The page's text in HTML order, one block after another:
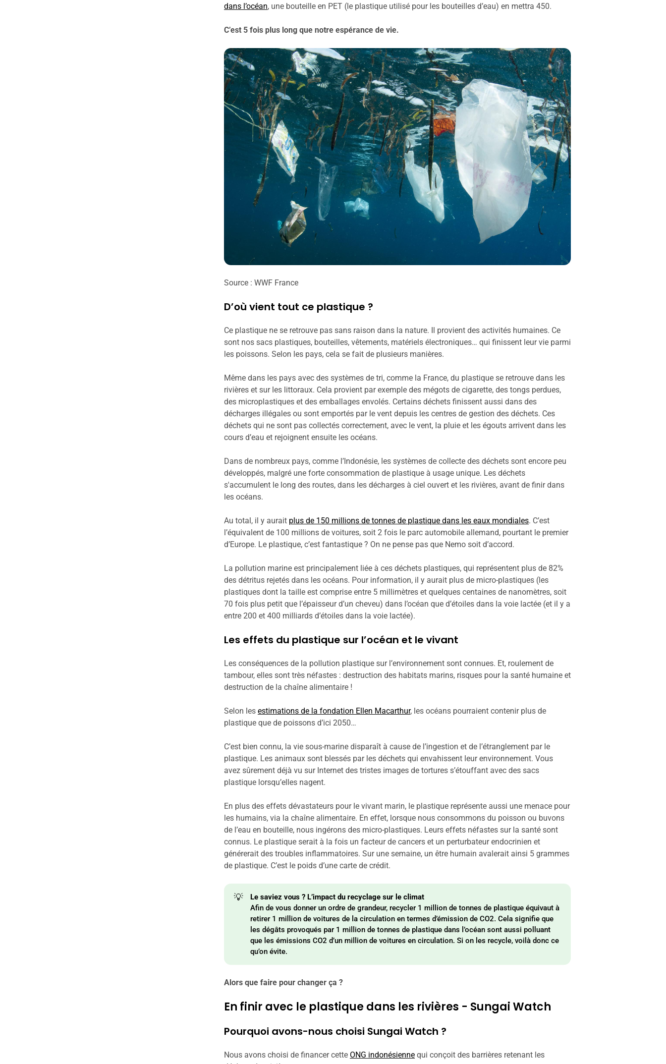
dans l’océan, une bouteille en PET (le plastique utilisé pour les bouteilles d’eau) en mettra 450.
C’est 5 fois plus long que notre espérance de vie.
Source : WWF France
D’où vient tout ce plastique ?
Ce plastique ne se retrouve pas sans raison dans la nature. Il provient des activités humaines. Ce
sont nos sacs plastiques, bouteilles, vêtements, matériels électroniques… qui finissent leur vie parmi
les poissons. Selon les pays, cela se fait de plusieurs manières.
Même dans les pays avec des systèmes de tri, comme la France, du plastique se retrouve dans les
rivières et sur les littoraux. Cela provient par exemple des mégots de cigarette, des tongs perdues,
des microplastiques et des emballages envolés. Certains déchets finissent aussi dans des
décharges illégales ou sont emportés par le vent depuis les centres de gestion des déchets. Ces
déchets qui ne sont pas collectés correctement, avec le vent, la pluie et les égouts arrivent dans les
cours d’eau et rejoignent ensuite les océans.
Dans de nombreux pays, comme l’Indonésie, les systèmes de collecte des déchets sont encore peu
développés, malgré une forte consommation de plastique à usage unique. Les déchets
s'accumulent le long des routes, dans les décharges à ciel ouvert et les rivières, avant de finir dans
les océans.
Au total, il y aurait plus de 150 millions de tonnes de plastique dans les eaux mondiales. C’est
l’équivalent de 100 millions de voitures, soit 2 fois le parc automobile allemand, pourtant le premier
d’Europe. Le plastique, c’est fantastique ? On ne pense pas que Nemo soit d’accord.
La pollution marine est principalement liée à ces déchets plastiques, qui représentent plus de 82%
des détritus rejetés dans les océans. Pour information, il y aurait plus de micro-plastiques (les
plastiques dont la taille est comprise entre 5 millimètres et quelques centaines de nanomètres, soit
70 fois plus petit que l’épaisseur d’un cheveu) dans l’océan que d’étoiles dans la voie lactée (et il y a
entre 200 et 400 milliards d’étoiles dans la voie lactée).
Les effets du plastique sur l’océan et le vivant
Les conséquences de la pollution plastique sur l’environnement sont connues. Et, roulement de
tambour, elles sont très néfastes : destruction des habitats marins, risques pour la santé humaine et
destruction de la chaîne alimentaire !
Selon lesestimations de la fondation Ellen Macarthur, les océans pourraient contenir plus de
plastique que de poissons d’ici 2050…
C’est bien connu, la vie sous-marine disparaît à cause de l’ingestion et de l’étranglement par le
plastique. Les animaux sont blessés par les déchets qui envahissent leur environnement. Vous
avez sûrement déjà vu sur Internet des tristes images de tortures s’étouffant avec des sacs
plastique lorsqu’elles nagent.
En plus des effets dévastateurs pour le vivant marin, le plastique représente aussi une menace pour
les humains, via la chaîne alimentaire. En effet, lorsque nous consommons du poisson ou buvons
de l’eau en bouteille, nous ingérons des micro-plastiques. Leurs effets néfastes sur la santé sont
connus. Le plastique serait à la fois un facteur de cancers et un perturbateur endocrinien et
générerait des troubles inflammatoires. Sur une semaine, un être humain avalerait ainsi 5 grammes
de plastique. C’est le poids d’une carte de crédit.
💡
Le saviez vous ? L’impact du recyclage sur le climat
Afin de vous donner un ordre de grandeur, recycler 1 million de tonnes de plastique équivaut à
retirer 1 million de voitures de la circulation en termes d’émission de CO2. Cela signifie que
les dégâts provoqués par 1 million de tonnes de plastique dans l’océan sont aussi polluant
que les émissions CO2 d’un million de voitures en circulation. Si on les recycle, voilà donc ce
qu’on évite.
Alors que faire pour changer ça ?
En finir avec le plastique dans les rivières - Sungai Watch
Pourquoi avons-nous choisi Sungai Watch ?
Nous avons choisi de financer cette ONG indonésienne qui conçoit des barrières retenant les